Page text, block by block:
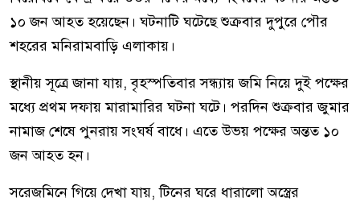
১০ জন আহত হয়েছেন। ঘটনাটি ঘটেছে শুক্রবার দুপুরে পৌর
শহরের মনিরামবাড়ি এলাকায়।
স্থানীয় সূত্রে জানা যায়, বৃহস্পতিবার সন্ধ্যায় জমি নিয়ে দুই পক্ষের
মধ্যে প্রথম দফায় মারামারির ঘটনা ঘটে। পরদিন শুক্রবার জুমার
নামাজ শেষে পুনরায় সংঘর্ষ বাধে। এতে উভয় পক্ষের অন্তত ১০
জন আহত হন।
সরেজমিনে গিয়ে দেখা যায়, টিনের ঘরে ধারালো অস্ত্রের